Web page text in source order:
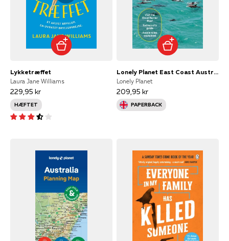
Lykketræffet
Laura Jane Williams
229,95 kr
HÆFTET
Lonely Planet East Coast Australia
Lonely Planet
209,95 kr
PAPERBACK